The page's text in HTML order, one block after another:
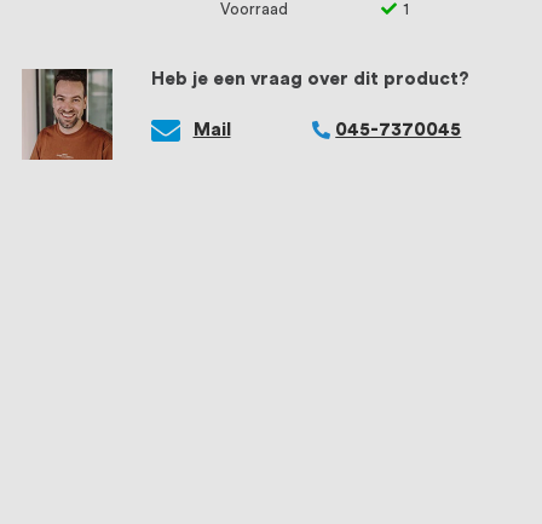
Heb je een vraag over dit product?
Mail 045-7370045
Voorraad
1